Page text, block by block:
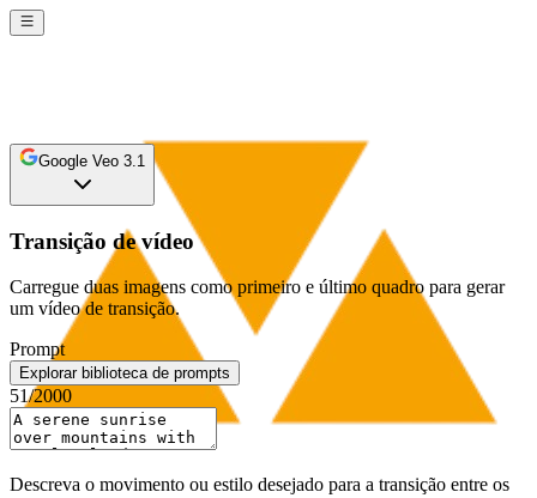
Google Veo 3.1
Transição de vídeo
Carregue duas imagens como primeiro e último quadro para gerar
um vídeo de transição.
Prompt
Explorar biblioteca de prompts
51/2000
Descreva o movimento ou estilo desejado para a transição entre os